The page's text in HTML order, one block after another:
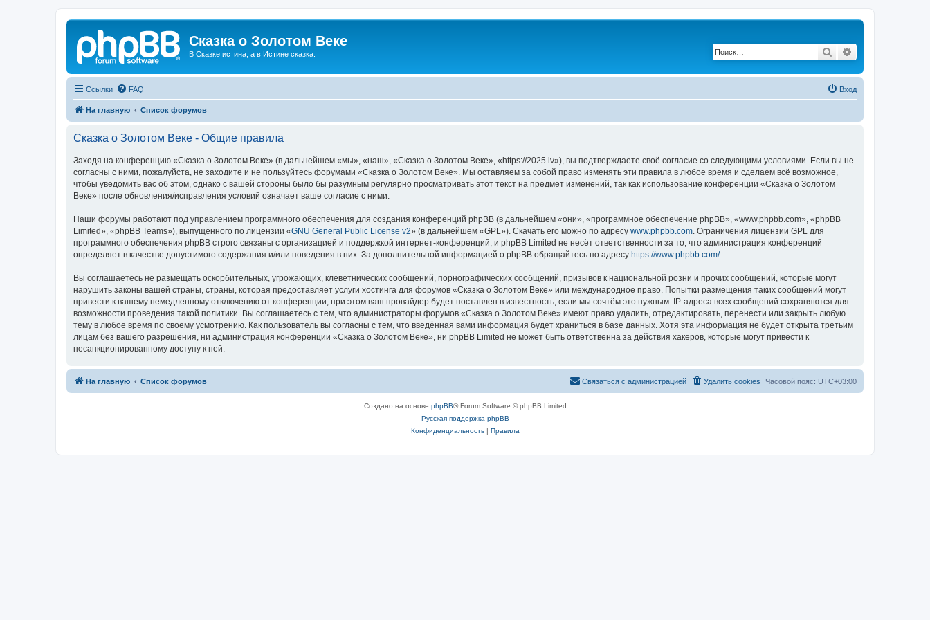
Сказка о Золотом Веке
В Сказке истина, а в Истине сказка. Поиск
Ссылки FAQ Вход
На главную Список форумов
Сказка о Золотом Веке - Общие правила
Заходя на конференцию «Сказка о Золотом Веке» (в дальнейшем «мы», «наш», «Сказка о Золотом Веке», «https://2025.lv»), вы подтверждаете своё согласие со следующими условиями. Если вы не
согласны с ними, пожалуйста, не заходите и не пользуйтесь форумами «Сказка о Золотом Веке». Мы оставляем за собой право изменять эти правила в любое время и сделаем всё возможное,
чтобы уведомить вас об этом, однако с вашей стороны было бы разумным регулярно просматривать этот текст на предмет изменений, так как использование конференции «Сказка о Золотом
Веке» после обновления/исправления условий означает ваше согласие с ними.
Наши форумы работают под управлением программного обеспечения для создания конференций phpBB (в дальнейшем «они», «программное обеспечение phpBB», «www.phpbb.com», «phpBB
Limited», «phpBB Teams»), выпущенного по лицензии «GNU General Public License v2» (в дальнейшем «GPL»). Скачать его можно по адресу www.phpbb.com . Ограничения лицензии GPL для
программного обеспечения phpBB строго связаны с организацией и поддержкой интернет-конференций, и phpBB Limited не несёт ответственности за то, что администрация конференций
определяет в качестве допустимого содержания и/или поведения в них. За дополнительной информацией о phpBB обращайтесь по адресу https://www.phpbb.com/.
Вы соглашаетесь не размещать оскорбительных, угрожающих, клеветнических сообщений, порнографических сообщений, призывов к национальной розни и прочих сообщений, которые могут
нарушить законы вашей страны, страны, которая предоставляет услуги хостинга для форумов «Сказка о Золотом Веке» или международное право. Попытки размещения таких сообщений могут
привести к вашему немедленному отключению от конференции, при этом ваш провайдер будет поставлен в известность, если мы сочтём это нужным. IP-адреса всех сообщений сохраняются для
возможности проведения такой политики. Вы соглашаетесь с тем, что администраторы форумов «Сказка о Золотом Веке» имеют право удалить, отредактировать, перенести или закрыть любую
тему в любое время по своему усмотрению. Как пользователь вы согласны с тем, что введённая вами информация будет храниться в базе данных. Хотя эта информация не будет открыта третьим
лицам без вашего разрешения, ни администрация конференции «Сказка о Золотом Веке», ни phpBB Limited не может быть ответственна за действия хакеров, которые могут привести к
несанкционированному доступу к ней.
На главную Список форумов Часовой пояс: UTC+03:00
Удалить cookies
Связаться с администрацией
Создано на основе phpBB® Forum Software © phpBB Limited
Русская поддержка phpBB
Конфиденциальность| Правила